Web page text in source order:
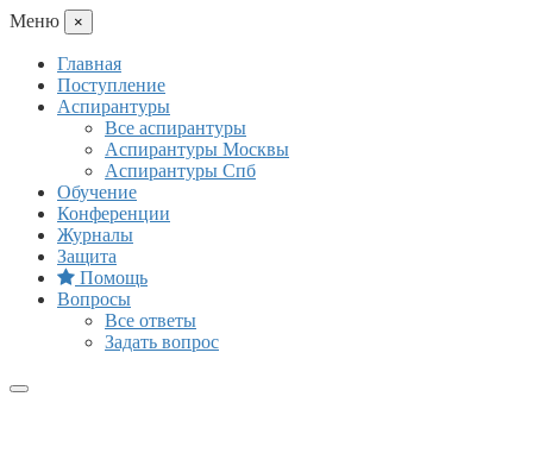
Mеню ×
Главная
Поступление
Аспирантуры
Все аспирантуры
Аспирантуры Москвы
Аспирантуры Спб
Обучение
Конференции
Журналы
Защита
Помощь
Вопросы
Все ответы
Задать вопрос